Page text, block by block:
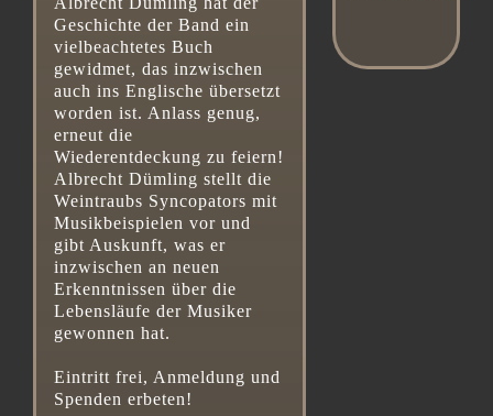
Geschichte der Band ein
vielbeachtetes Buch
gewidmet, das inzwischen
auch ins Englische übersetzt
worden ist. Anlass genug,
erneut die
Wiederentdeckung zu feiern!
Albrecht Dümling stellt die
Weintraubs Syncopators mit
Musikbeispielen vor und
gibt Auskunft, was er
inzwischen an neuen
Erkenntnissen über die
Lebensläufe der Musiker
gewonnen hat.
Eintritt frei, Anmeldung und
Spenden erbeten!